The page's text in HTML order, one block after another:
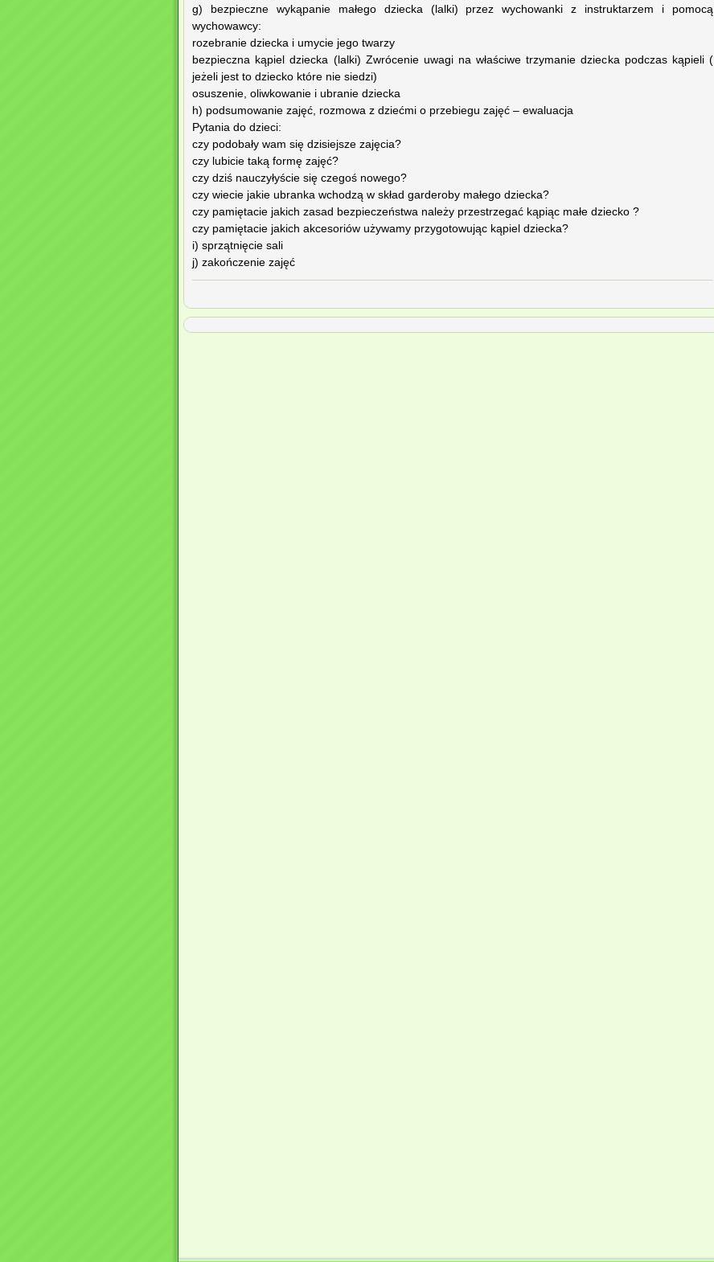
g) bezpieczne wykąpanie małego dziecka (lalki) przez wychowanki z instruktarzem i pomocą
wychowawcy:
rozebranie dziecka i umycie jego twarzy
bezpieczna kąpiel dziecka (lalki) Zwrócenie uwagi na właściwe trzymanie dziecka podczas kąpieli (
jeżeli jest to dziecko które nie siedzi)
osuszenie, oliwkowanie i ubranie dziecka
h) podsumowanie zajęć, rozmowa z dziećmi o przebiegu zajęć – ewaluacja
Pytania do dzieci:
czy podobały wam się dzisiejsze zajęcia?
czy lubicie taką formę zajęć?
czy dziś nauczyłyście się czegoś nowego?
czy wiecie jakie ubranka wchodzą w skład garderoby małego dziecka?
czy pamiętacie jakich zasad bezpieczeństwa należy przestrzegać kąpiąc małe dziecko ?
czy pamiętacie jakich akcesoriów używamy przygotowując kąpiel dziecka?
i) sprzątnięcie sali
j) zakończenie zajęć